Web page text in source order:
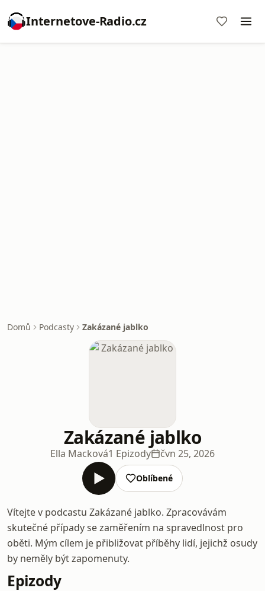
Internetove-Radio.cz
Domů Podcasty Zakázané jablko
Zakázané jablko
Ella Macková1 Epizody čvn 25, 2026
Oblíbené
Vítejte v podcastu Zakázané jablko. Zpracovávám
skutečné případy se zaměřením na spravedlnost pro
oběti. Mým cílem je přibližovat příběhy lidí, jejichž osudy
by neměly být zapomenuty.
Epizody